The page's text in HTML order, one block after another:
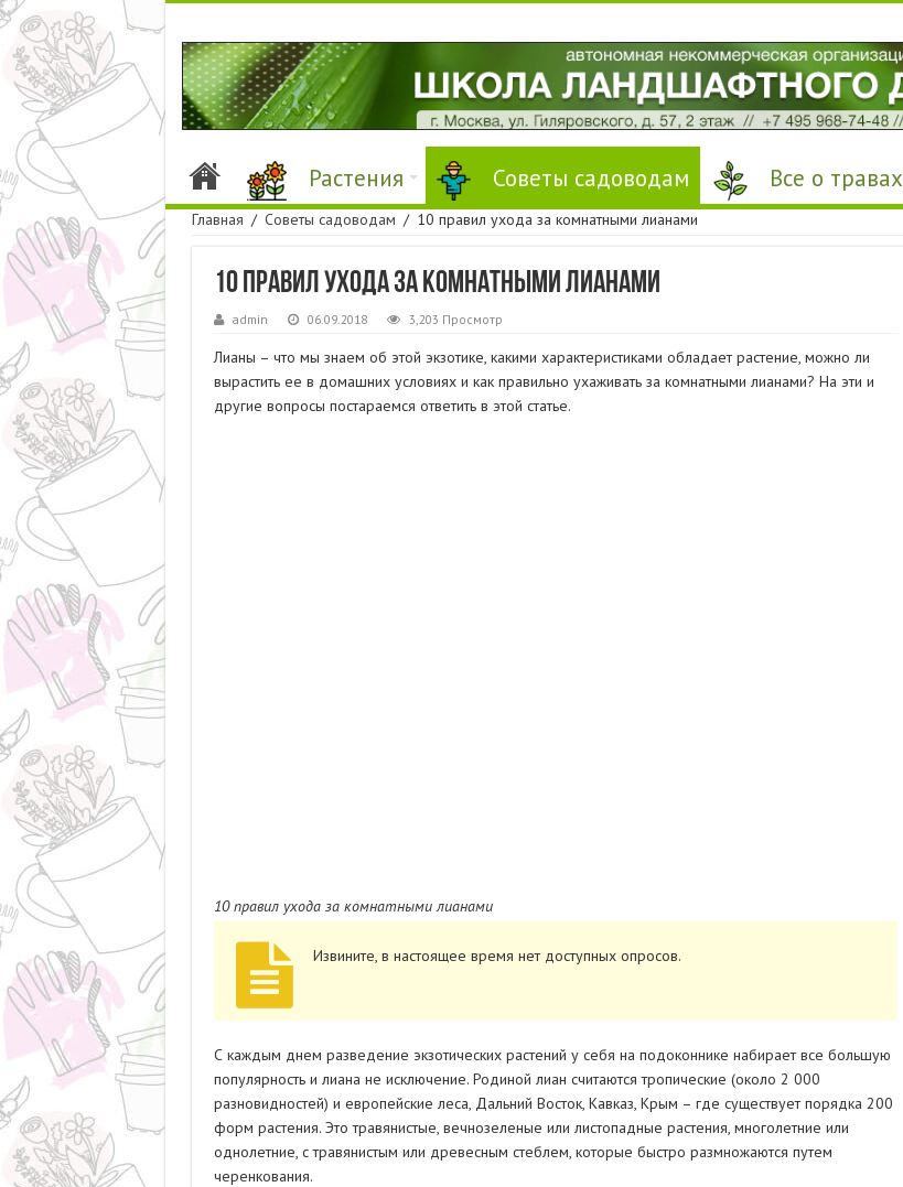
Растения Советы садоводам Все о травах
Главная / Советы садоводам / 10 правил ухода за комнатными лианами
10 правил ухода за комнатными лианами
admin 06.09.2018 3,203 Просмотр
Лианы – что мы знаем об этой экзотике, какими характеристиками обладает растение, можно ли
вырастить ее в домашних условиях и как правильно ухаживать за комнатными лианами? На эти и
другие вопросы постараемся ответить в этой статье.
10 правил ухода за комнатными лианами
Извините, в настоящее время нет доступных опросов.
С каждым днем разведение экзотических растений у себя на подоконнике набирает все большую
популярность и лиана не исключение. Родиной лиан считаются тропические (около 2 000
разновидностей) и европейские леса, Дальний Восток, Кавказ, Крым – где существует порядка 200
форм растения. Это травянистые, вечнозеленые или листопадные растения, многолетние или
однолетние, с травянистым или древесным стеблем, которые быстро размножаются путем
черенкования.